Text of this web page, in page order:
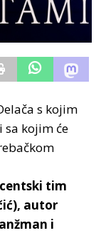
s kojim
sa kojim će
tim
autor
i